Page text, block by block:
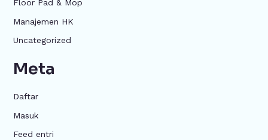
Floor Pad & Mop
Manajemen HK
Uncategorized
Meta
Daftar
Masuk
Feed entri